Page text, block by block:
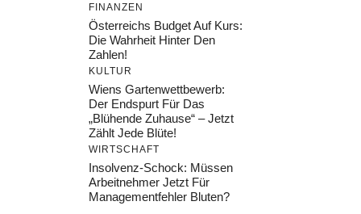
FINANZEN
Österreichs Budget Auf Kurs:
Die Wahrheit Hinter Den
Zahlen!
KULTUR
Wiens Gartenwettbewerb:
Der Endspurt Für Das
„Blühende Zuhause“ – Jetzt
Zählt Jede Blüte!
WIRTSCHAFT
Insolvenz-Schock: Müssen
Arbeitnehmer Jetzt Für
Managementfehler Bluten?